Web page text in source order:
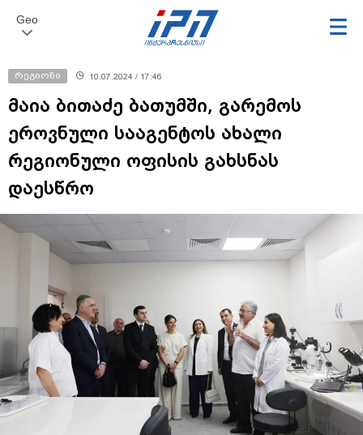
Geo
რეგიონი 10.07.2024 / 17:46
მაია ბითაძე ბათუმში, გარემოს
ეროვნული სააგენტოს ახალი
რეგიონული ოფისის გახსნას
დაესწრო